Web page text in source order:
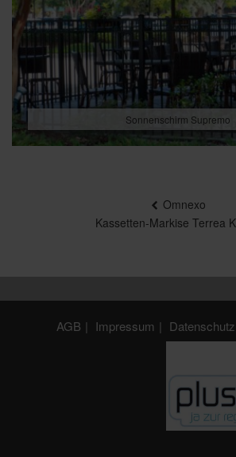
Sonnenschirm Supremo
Omnexo
Kassetten-Markise Terrea
AGB Impressum Datenschutz